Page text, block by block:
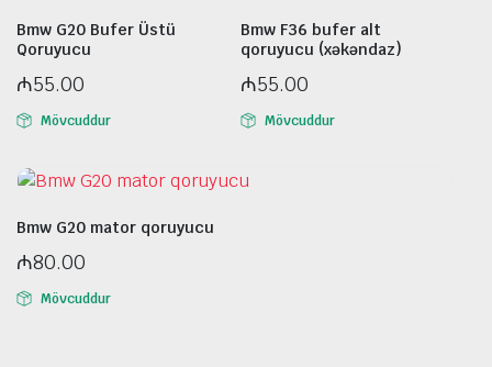
Bmw G20 Bufer Üstü
Qoruyucu
₼55.00
Mövcuddur
Bmw F36 bufer alt
qoruyucu (xəkəndaz)
₼55.00
Mövcuddur
Bmw G20 mator qoruyucu
₼80.00
Mövcuddur